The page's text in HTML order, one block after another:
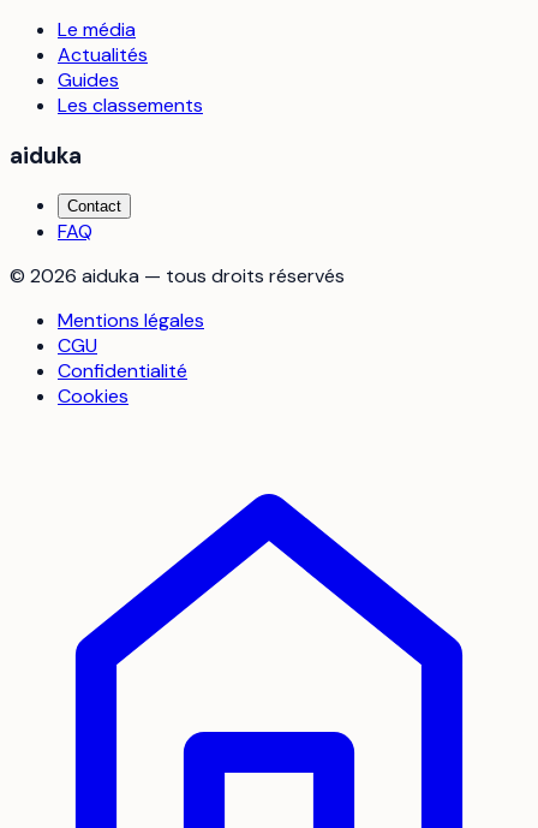
Le média
Actualités
Guides
Les classements
aiduka
Contact
FAQ
© 2026 aiduka — tous droits réservés
Mentions légales
CGU
Confidentialité
Cookies